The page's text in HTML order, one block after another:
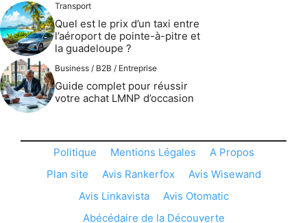
Transport
Quel est le prix d’un taxi entre
l’aéroport de pointe-à-pitre et
la guadeloupe ?
Business / B2B / Entreprise
Guide complet pour réussir
votre achat LMNP d’occasion
Politique Mentions Légales
A Propos
Plan site
Avis Rankerfox
Avis Wisewand
Avis Linkavista
Avis Otomatic
Abécédaire de la Découverte